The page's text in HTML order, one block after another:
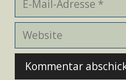
Mail-
Adresse
Website